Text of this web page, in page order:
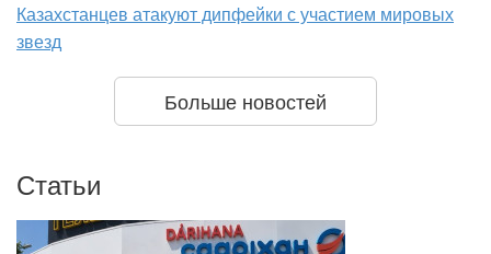
Казахстанцев атакуют дипфейки с участием мировых
звезд
Больше новостей
Статьи